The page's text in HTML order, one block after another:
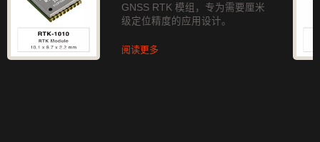
GNSS RTK 模组，专为需要厘米
级定位精度的应用设计。
阅读更多